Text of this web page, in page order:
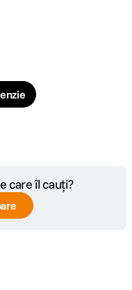
care îl cauți?